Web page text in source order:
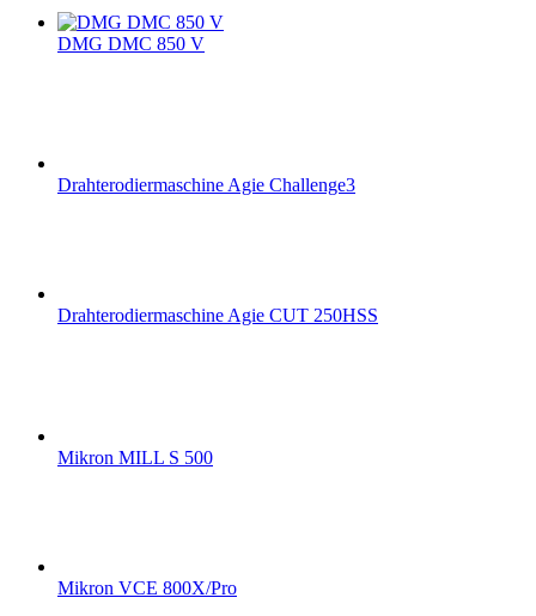
DMG DMC 850 V
Drahterodiermaschine Agie Challenge3
Drahterodiermaschine Agie CUT 250HSS
Mikron MILL S 500
Mikron VCE 800X/Pro